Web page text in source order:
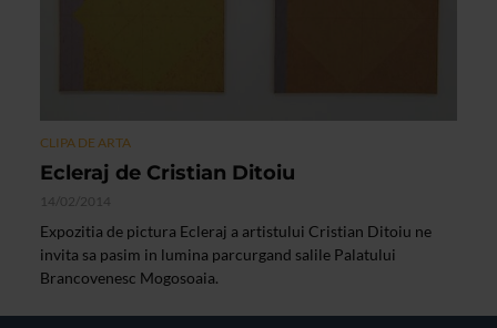
CLIPA DE ARTA
Ecleraj de Cristian Ditoiu
14/02/2014
Expozitia de pictura Ecleraj a artistului Cristian Ditoiu ne
invita sa pasim in lumina parcurgand salile Palatului
Brancovenesc Mogosoaia.